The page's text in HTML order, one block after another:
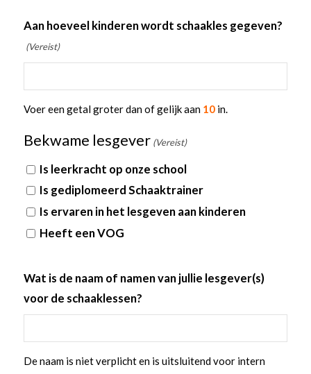
Aan hoeveel kinderen wordt schaakles gegeven?
(Vereist)
Voer een getal groter dan of gelijk aan 10in.
Bekwame lesgever (Vereist)
Is leerkracht op onze school
Is gediplomeerd Schaaktrainer
Is ervaren in het lesgeven aan kinderen
Heeft een VOG
Wat is de naam of namen van jullie lesgever(s)
voor de schaaklessen?
De naam is niet verplicht en is uitsluitend voor intern